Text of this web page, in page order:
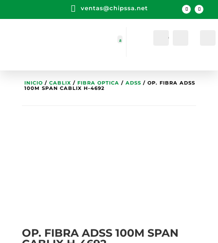
 ventas@chipssa.net
Cuenta
INICIO / CABLIX / FIBRA OPTICA / ADSS / OP. FIBRA ADSS
100M SPAN CABLIX H-4692
OP. FIBRA ADSS 100M SPAN